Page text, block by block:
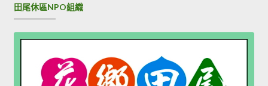
田尾休區NPO組織